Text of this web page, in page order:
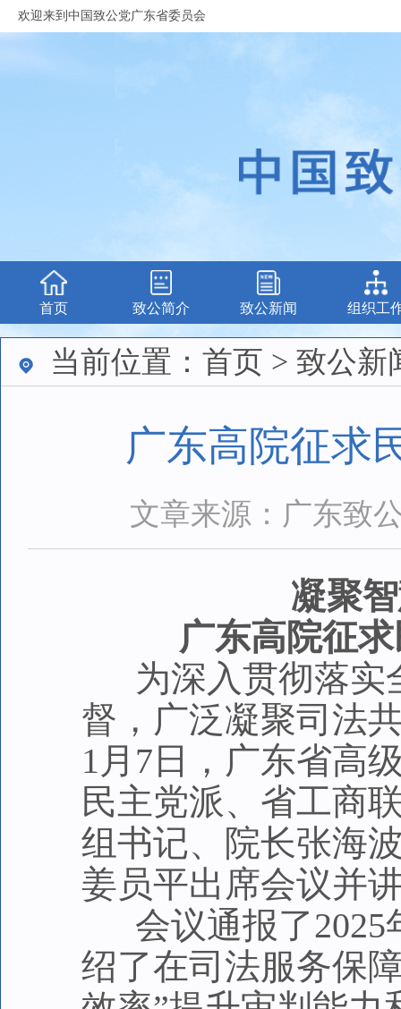
欢迎来到中国致公党广东省委员会
首页 致公简介 致公新闻 组织工
当前位置：首页 > 致公新
广东高院征求
文章来源：广东致
凝聚
广东高院征
为深入贯彻落实
督，广泛凝聚司法
1月7日，广东省高
民主党派、省工商
组书记、院长张海
姜员平出席会议并
会议通报了2025
绍了在司法服务保